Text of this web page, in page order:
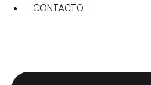
CONTACTO